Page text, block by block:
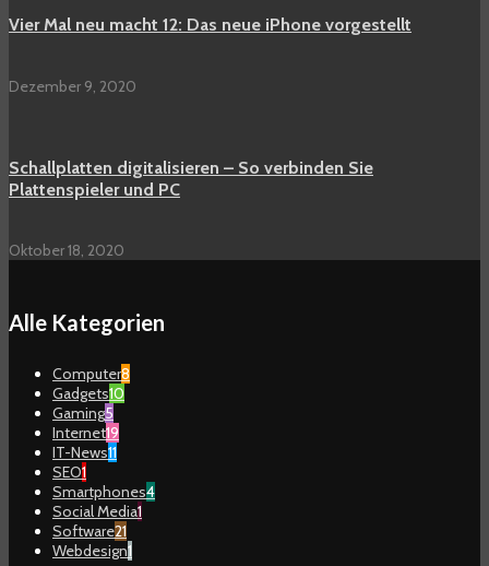
Vier Mal neu macht 12: Das neue iPhone vorgestellt
Dezember 9, 2020
Schallplatten digitalisieren – So verbinden Sie
Plattenspieler und PC
Oktober 18, 2020
Alle Kategorien
Computer8
Gadgets10
Gaming5
Internet19
IT-News11
SEO1
Smartphones4
Social Media1
Software21
Webdesign1